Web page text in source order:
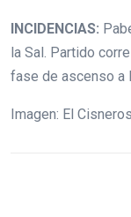
INCIDENCIAS:
la Sal. Partido
fase de ascenso a
Imagen: El